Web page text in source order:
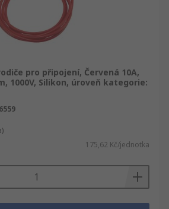
pro připojení, Červená 10A,
1000V, Silikon, úroveň kategorie:
175,62 Kč/jednotka